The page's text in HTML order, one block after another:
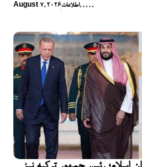
August 7, 2026اطلاعات, , , , ,